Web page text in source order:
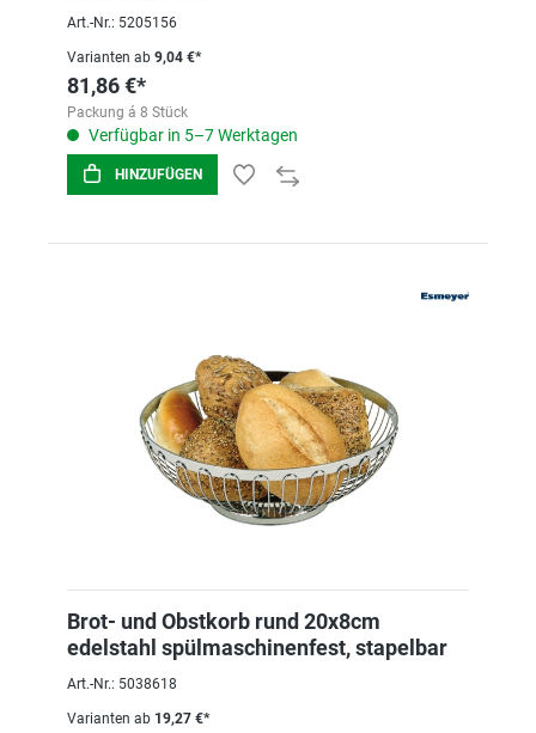
Art.-Nr.: 5205156
Varianten ab 9,04 €*
81,86 €*
Packung á 8 Stück
Verfügbar in 5–7 Werktagen
HINZUFÜGEN
Brot- und Obstkorb rund 20x8cm
edelstahl spülmaschinenfest, stapelbar
Art.-Nr.: 5038618
Varianten ab 19,27 €*